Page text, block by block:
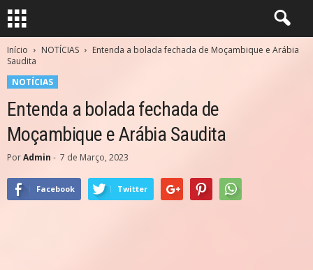
Início NOTÍCIAS
Entenda a bolada fechada de Moçambique e Arábia
Saudita
NOTÍCIAS
Entenda a bolada fechada de
Moçambique e Arábia Saudita
PorAdmin - 7 de Março, 2023
Facebook Twitter